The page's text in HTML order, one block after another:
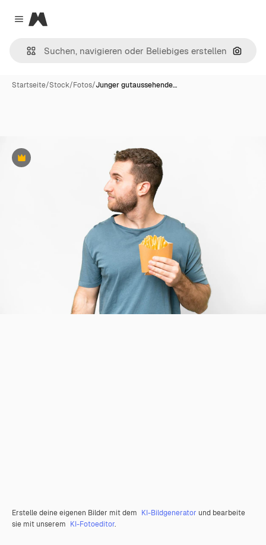
Close menu
Magnific
Nach
Startseite/Stock/Fotos/Junger gutaussehende…
Premium
Erstelle deine eigenen Bilder mit dem KI-Bildgenerator und bearbeite
sie mit unserem KI-Fotoeditor.